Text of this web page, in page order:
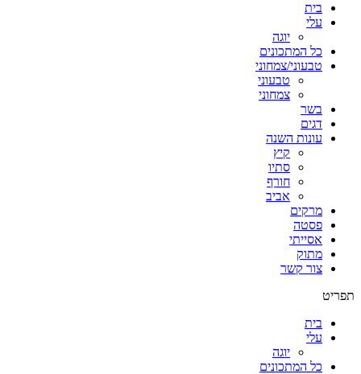
בית
עלי
יוגה
כל המתכונים
טבעוני/צמחוני
טבעוני
צמחוני
בשר
דגים
עונות השנה
קיץ
סתיו
חורף
אביב
מרקים
פסטה
אסייתי
מתוק
צור קשר
תפריט
בית
עלי
יוגה
כל המתכונים